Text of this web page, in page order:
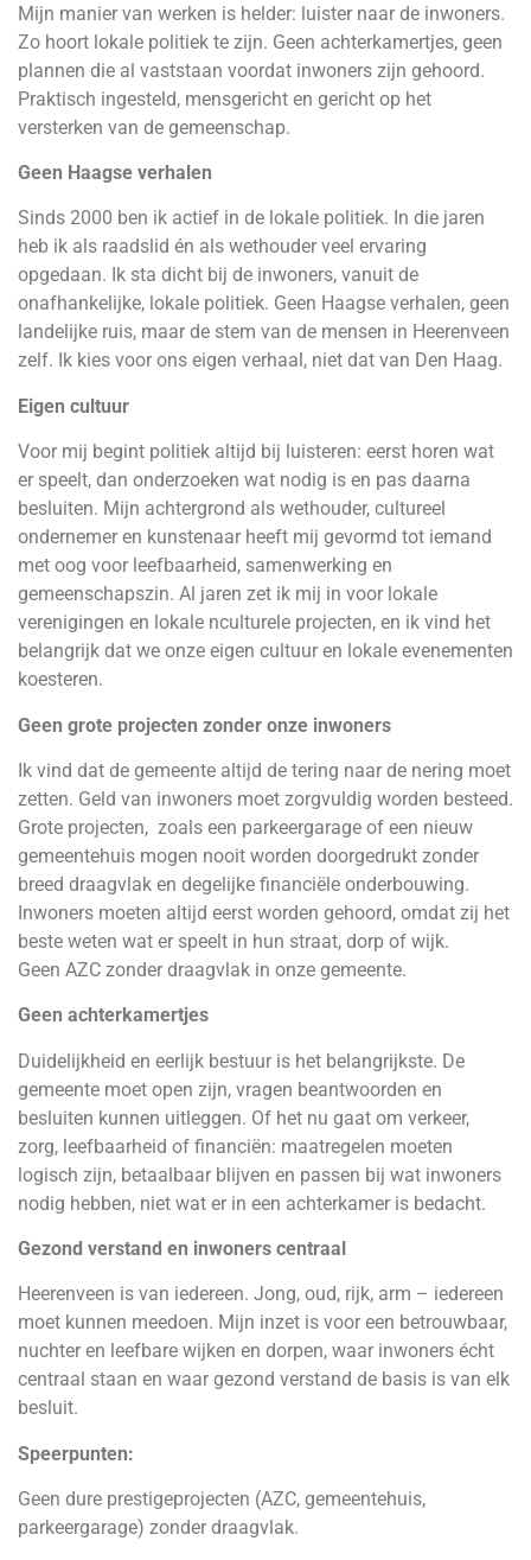
Mijn manier van werken is helder: luister naar de inwoners.
Zo hoort lokale politiek te zijn. Geen achterkamertjes, geen
plannen die al vaststaan voordat inwoners zijn gehoord.
Praktisch ingesteld, mensgericht en gericht op het
versterken van de gemeenschap.
Geen Haagse verhalen
Sinds 2000 ben ik actief in de lokale politiek. In die jaren
heb ik als raadslid én als wethouder veel ervaring
opgedaan. Ik sta dicht bij de inwoners, vanuit de
onafhankelijke, lokale politiek. Geen Haagse verhalen, geen
landelijke ruis, maar de stem van de mensen in Heerenveen
zelf. Ik kies voor ons eigen verhaal, niet dat van Den Haag.
Eigen cultuur
Voor mij begint politiek altijd bij luisteren: eerst horen wat
er speelt, dan onderzoeken wat nodig is en pas daarna
besluiten. Mijn achtergrond als wethouder, cultureel
ondernemer en kunstenaar heeft mij gevormd tot iemand
met oog voor leefbaarheid, samenwerking en
gemeenschapszin. Al jaren zet ik mij in voor lokale
verenigingen en lokale nculturele projecten, en ik vind het
belangrijk dat we onze eigen cultuur en lokale evenementen
koesteren.
Geen grote projecten zonder onze inwoners
Ik vind dat de gemeente altijd de tering naar de nering moet
zetten. Geld van inwoners moet zorgvuldig worden besteed.
Grote projecten, zoals een parkeergarage of een nieuw
gemeentehuis mogen nooit worden doorgedrukt zonder
breed draagvlak en degelijke financiële onderbouwing.
Inwoners moeten altijd eerst worden gehoord, omdat zij het
beste weten wat er speelt in hun straat, dorp of wijk.
Geen AZC zonder draagvlak in onze gemeente.
Geen achterkamertjes
Duidelijkheid en eerlijk bestuur is het belangrijkste. De
gemeente moet open zijn, vragen beantwoorden en
besluiten kunnen uitleggen. Of het nu gaat om verkeer,
zorg, leefbaarheid of financiën: maatregelen moeten
logisch zijn, betaalbaar blijven en passen bij wat inwoners
nodig hebben, niet wat er in een achterkamer is bedacht.
Gezond verstand en inwoners centraal
Heerenveen is van iedereen. Jong, oud, rijk, arm – iedereen
moet kunnen meedoen. Mijn inzet is voor een betrouwbaar,
nuchter en leefbare wijken en dorpen, waar inwoners écht
centraal staan en waar gezond verstand de basis is van elk
besluit.
Speerpunten:
Geen dure prestigeprojecten (AZC, gemeentehuis,
parkeergarage) zonder draagvlak.